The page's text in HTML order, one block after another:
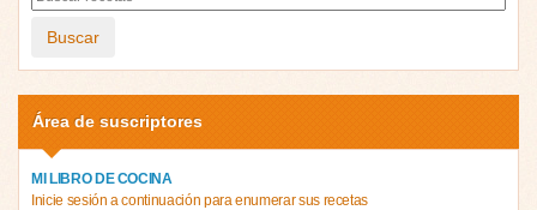
Buscar
Área de suscriptores
MI LIBRO DE COCINA
Inicie sesión a continuación para enumerar sus recetas